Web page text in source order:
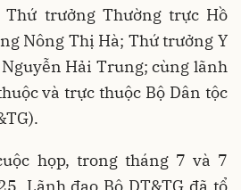
trưởng Thường trực Hồ
Nông Thị Hà; Thứ trưởng Y
Hải Trung; cùng lãnh
và trực thuộc Bộ Dân tộc
họp, trong tháng 7 và 7
Lãnh đạo Bộ DT&TG đã tổ